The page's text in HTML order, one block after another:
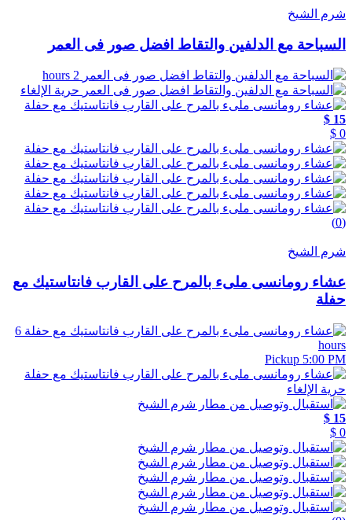
شرم الشيخ
السباحة مع الدلفين والتقاط افضل صور فى العمر
2 hours
حرية الإلغاء
15 $
0 $
(0)
شرم الشيخ
عشاء رومانسى ملىء بالمرح على القارب فانتاستيك مع
حفلة
6
hours
Pickup 5:00 PM
حرية الإلغاء
15 $
0 $